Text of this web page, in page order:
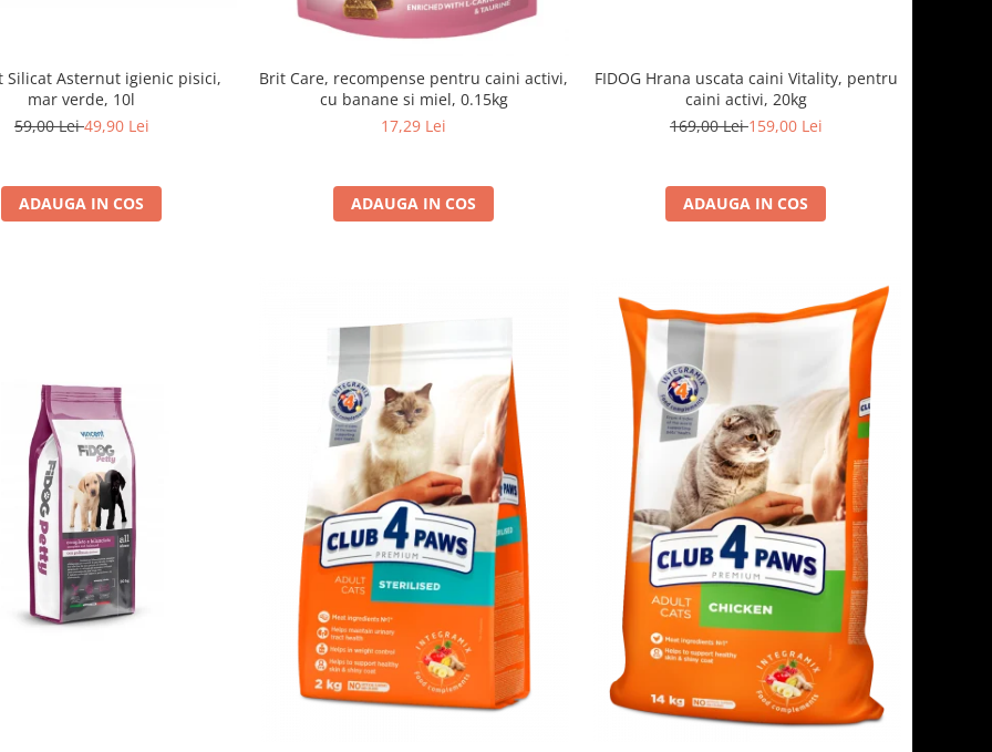
Silicat Asternut igienic pisici,
mar verde, 10l
59,00 Lei49,90 Lei
ADAUGA IN COS
Brit Care, recompense pentru caini activi,
cu banane si miel, 0.15kg
17,29 Lei
ADAUGA IN COS
FIDOG Hrana uscata caini Vitality, pentru
caini activi, 20kg
169,00 Lei159,00 Lei
ADAUGA IN COS